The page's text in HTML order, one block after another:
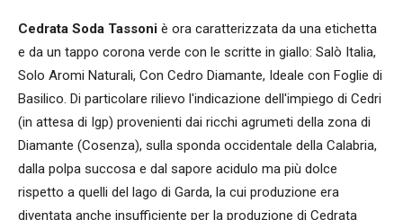
Cedrata Soda Tassoni è ora caratterizzata da una etichetta
e da un tappo corona verde con le scritte in giallo: Salò Italia,
Solo Aromi Naturali, Con Cedro Diamante, Ideale con Foglie di
Basilico. Di particolare rilievo l'indicazione dell'impiego di Cedri
(in attesa di Igp) provenienti dai ricchi agrumeti della zona di
Diamante (Cosenza), sulla sponda occidentale della Calabria,
dalla polpa succosa e dal sapore acidulo ma più dolce
rispetto a quelli del lago di Garda, la cui produzione era
diventata anche insufficiente per la produzione di Cedrata